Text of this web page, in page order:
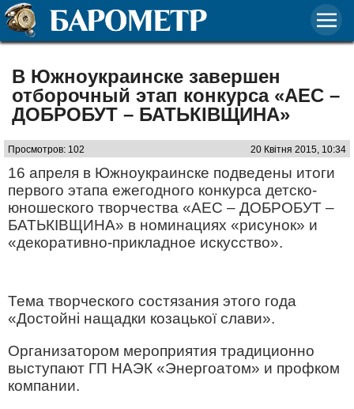
В Южноукраинске завершен
отборочный этап конкурса «АЕС –
ДОБРОБУТ – БАТЬКІВЩИНА»
Просмотров: 102 20 Квітня 2015, 10:34
16 апреля в Южноукраинске подведены итоги
первого этапа ежегодного конкурса детско-
юношеского творчества «АЕС – ДОБРОБУТ –
БАТЬКІВЩИНА» в номинациях «рисунок» и
«декоративно-прикладное искусство».
Тема творческого состязания этого года
«Достойні нащадки козацької слави».
Организатором мероприятия традиционно
выступают ГП НАЭК «Энергоатом» и профком
компании.